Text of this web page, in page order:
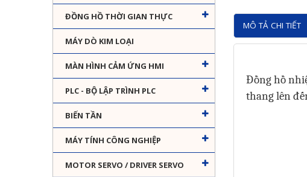
ĐỒNG HỒ THỜI GIAN THỰC
MÁY DÒ KIM LOẠI
MÀN HÌNH CẢM ỨNG HMI
PLC - BỘ LẬP TRÌNH PLC
BIẾN TẦN
MÁY TÍNH CÔNG NGHIỆP
MOTOR SERVO / DRIVER SERVO
MÔ TẢ CHI TIẾT
Đồng hồ
thang lên